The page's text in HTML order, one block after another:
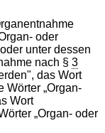
oder
unter dessen
nach §3
das Wort
Wörter „Organ-
Wort
„Organ- oder